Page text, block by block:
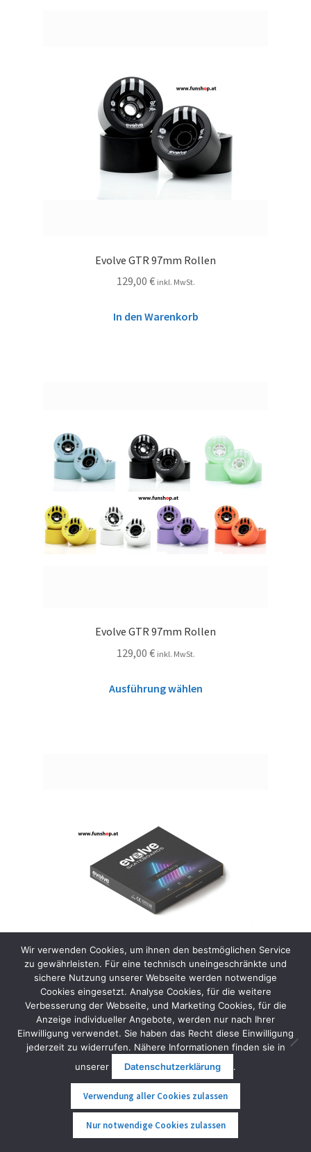
Evolve GTR 97mm Rollen
129,00 € inkl. MwSt.
In den Warenkorb
Evolve GTR 97mm Rollen
129,00 € inkl. MwSt.
Ausführung wählen
Evolve GTR LED Leisten
36,00€ inkl. MwSt.
In den Warenkorb
Wir verwenden Cookies, um ihnen den bestmöglichen Service
zu gewährleisten. Für eine technisch uneingeschränkte und
sichere Nutzung unserer Webseite werden notwendige
Cookies eingesetzt. Analyse Cookies, für die weitere
Verbesserung der Webseite, und Marketing Cookies, für die
Anzeige individueller Angebote, werden nur nach Ihrer
Einwilligung verwendet. Sie haben das Recht diese Einwilligung
jederzeit zu widerrufen. Nähere Informationen finden sie in
unserer
Datenschutzerklärung .
Verwendung aller Cookies zulassen
Nur notwendige Cookies zulassen